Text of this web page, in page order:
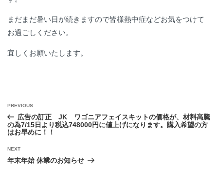
まだまだ暑い日が続きますので皆様熱中症などお気をつけて
お過ごしください。
宜しくお願いたします。
投
稿
ナ
ビ
ゲ
ー
シ
Previous
Post
PREVIOUS
広告の訂正 JK ワゴニアフェイスキットの価格が、材料高騰
の為7/15日より税込748000円に値上げになります。購入希望の方
はお早めに！！
Next
Post
NEXT
年末年始 休業のお知らせ